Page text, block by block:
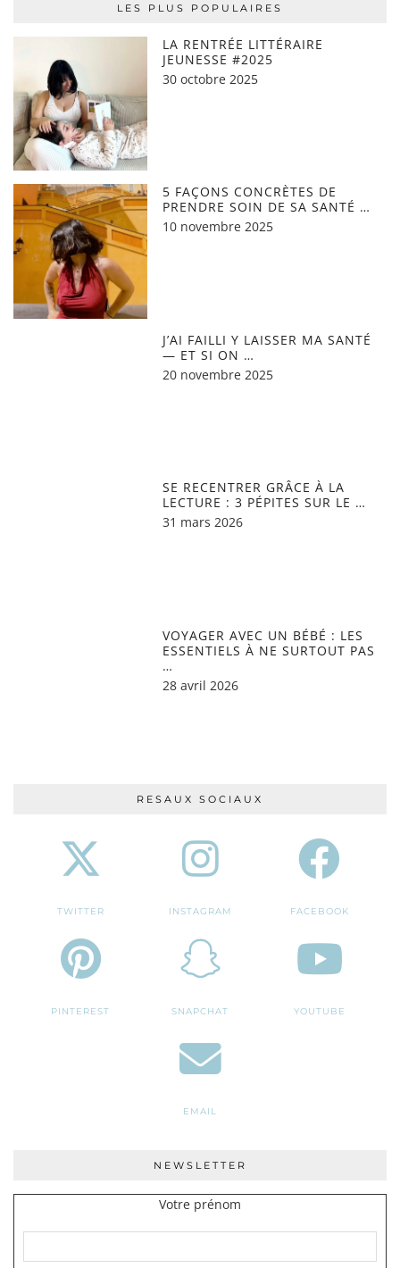
LES PLUS POPULAIRES
LA RENTRÉE LITTÉRAIRE
JEUNESSE #2025
30 octobre 2025
5 FAÇONS CONCRÈTES DE
PRENDRE SOIN DE SA SANTÉ …
10 novembre 2025
J’AI FAILLI Y LAISSER MA SANTÉ
— ET SI ON …
20 novembre 2025
SE RECENTRER GRÂCE À LA
LECTURE : 3 PÉPITES SUR LE …
31 mars 2026
VOYAGER AVEC UN BÉBÉ : LES
ESSENTIELS À NE SURTOUT PAS
…
28 avril 2026
RESAUX SOCIAUX
TWITTER INSTAGRAM FACEBOOK
PINTEREST SNAPCHAT YOUTUBE
EMAIL
NEWSLETTER
Votre prénom